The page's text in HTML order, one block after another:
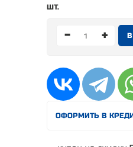
ШТ.
- +
ОФОРМИТЬ В